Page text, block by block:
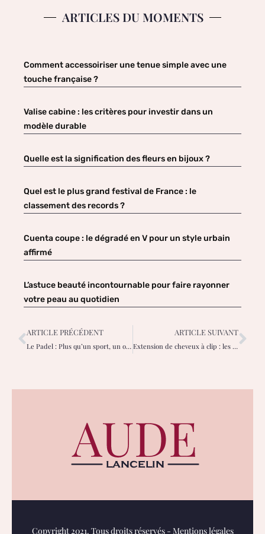
ARTICLES DU MOMENTS
Comment accessoiriser une tenue simple avec une
touche française ?
Valise cabine : les critères pour investir dans un
modèle durable
Quelle est la signification des fleurs en bijoux ?
Quel est le plus grand festival de France : le
classement des records ?
Cuenta coupe : le dégradé en V pour un style urbain
affirmé
L’astuce beauté incontournable pour faire rayonner
votre peau au quotidien
ARTICLE PRÉCÉDENT
Le Padel : Plus qu’un sport, un outil de bien-être et de connexion
ARTICLE SUIVANT
Extension de cheveux à clip : les questions à se poser avant d’acheter
Copyright 2021. Tous droits réservés - Mentions légales